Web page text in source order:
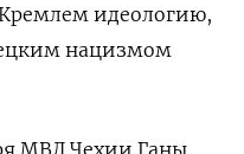
идеологию,
нацизмом
МВД Чехии Ганы